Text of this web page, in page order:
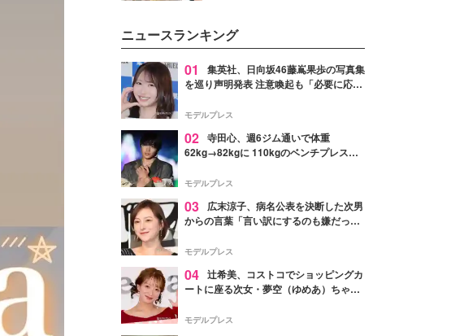
して、“髪そのものの美しさ”に改
めて注目する人が増えている様
子。今回は、そんな憧れの艶やか
な髪を日常で叶える、美容好きの
ます。
ニュースランキング
01
集英社、日向坂46藤嶌果歩の写真集
を巡り声明発表 注意喚起も「必要に応じ
モデルプレス
02 寺田心、週6ジム通いで体重
62kg→82kgに 110kgのベンチプレス持
「かっこいい」と反響
モデルプレス
03
広末涼子、病名公表を決断した次男
からの言葉「言い訳にするのも嫌だっ
モデルプレス
04 辻希美、コストコでショッピングカ
ートに座る次女・夢空（ゆめあ）ちゃん
ぎ」「成長を感じる」の声
モデルプレス